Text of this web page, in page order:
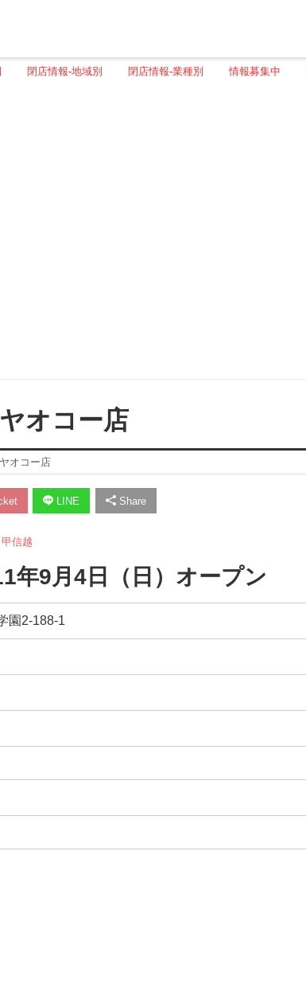
閉店情報-地域別 閉店情報-業種別 情報募集中
オコー店
オコー店
LINE Share
信越
年9月4日（日）オープン
園2-188-1